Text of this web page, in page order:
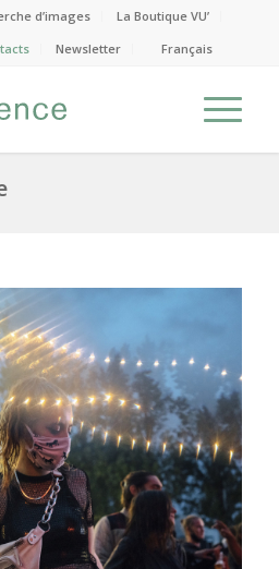
d’images
La Boutique VU’
Newsletter Français